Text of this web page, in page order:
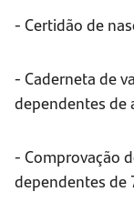
- Certidão de
- Caderneta de
dependentes de
- Comprovação
dependentes de